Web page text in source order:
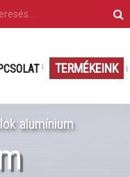
TERMÉKEINK
alumínium